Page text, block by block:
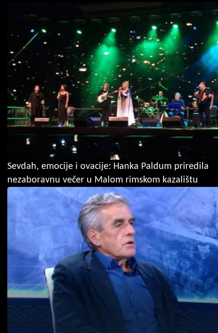
Sevdah, emocije i ovacije: Hanka Paldum priredila
nezaboravnu večer u Malom rimskom kazalištu